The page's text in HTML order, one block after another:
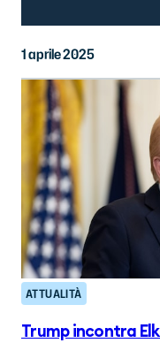
1 aprile 2025
ATTUALITÀ
Trump incontra